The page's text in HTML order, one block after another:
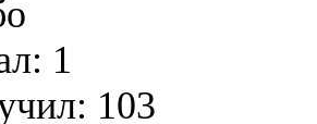
1
103